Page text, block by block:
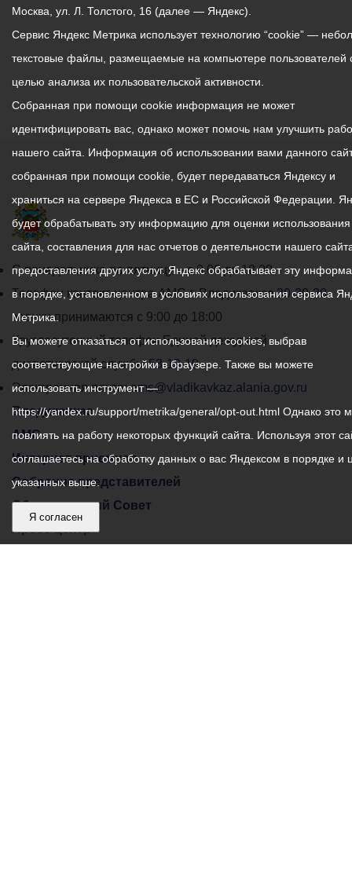
График
работы
администрации
местного
самоуправления
города
Владикавказ:
С понедельника по пятницу – с 9.00 до 18.00
Телефон контакт-центра АМС г. Владикавказ30-30-30
звонки принимаются с 9:00 до 18:00
Круглосуточный телефон Единой дежурной
диспетчерской службы53-19-19
Электронная почта:ams@vladikavkaz.alania.gov.ru
Владикавказ
АМС
Интернет приемная
Собрание представителей
Общественный Совет
Пресс-центр
Москва, ул. Л. Толстого, 16 (далее — Яндекс).
Сервис Яндекс Метрика использует технологию “cookie” —
текстовые файлы, размещаемые на компьютере пользователей
целью анализа их пользовательской активности.
Собранная при помощи cookie информация не может
идентифицировать вас, однако может помочь нам улучшить
нашего сайта. Информация об использовании вами данного
собранная при помощи cookie, будет передаваться Яндексу и
храниться на сервере Яндекса в ЕС и Российской Федерации.
будет обрабатывать эту информацию для оценки
сайта, составления для нас отчетов о деятельности нашего
предоставления других услуг. Яндекс обрабатывает эту
в порядке, установленном в условиях использования сервиса
Метрика.
Вы можете отказаться от использования cookies, выбрав
соответствующие настройки в браузере. Также вы можете
использовать инструмент —
https://yandex.ru/support/metrika/general/opt-out.html Однако это
повлиять на работу некоторых функций сайта. Используя этот
соглашаетесь на обработку данных о вас Яндексом в порядке и
указанных выше.
Я согласен